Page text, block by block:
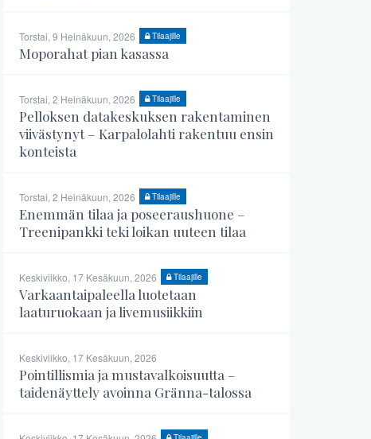
Torstai, 9 Heinäkuun, 2026 Tilaajille
Moporahat pian kasassa
Torstai, 2 Heinäkuun, 2026 Tilaajille
Pelloksen datakeskuksen rakentaminen
viivästynyt – Karpalolahti rakentuu ensin
konteista
Torstai, 2 Heinäkuun, 2026 Tilaajille
Enemmän tilaa ja poseeraushuone –
Treenipankki teki loikan uuteen tilaa
Keskiviikko, 17 Kesäkuun, 2026 Tilaajille
Varkaantaipaleella luotetaan
laaturuokaan ja livemusiikkiin
Keskiviikko, 17 Kesäkuun, 2026
Pointillismia ja mustavalkoisuutta –
taidenäyttely avoinna Gränna-talossa